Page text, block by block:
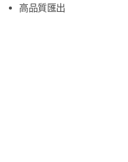
高品質匯出